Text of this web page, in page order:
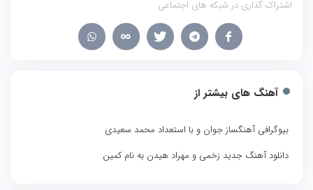
اشتراک گذاری در شبکه های اجتماعی
آهنگ های بیشتر از
بیوگرافی آهنگساز جوان و با استعداد محمد سعیدی
دانلود آهنگ جدید زخمی و مهراد هیدن به نام کمین